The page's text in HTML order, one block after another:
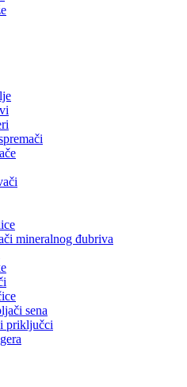
mineralnog đubriva
sena
priključci